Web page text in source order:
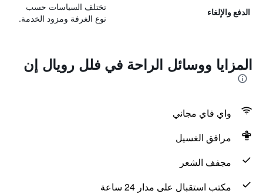
الدفع والإلغاء
تختلف السياسات حسب
نوع الغرفة ومزود الخدمة.
المزايا ووسائل الراحة في فلل رويال إن
واي فاي مجاني
مرافق الغسيل
مجفف الشعر
مكتب استقبال على مدار 24 ساعة